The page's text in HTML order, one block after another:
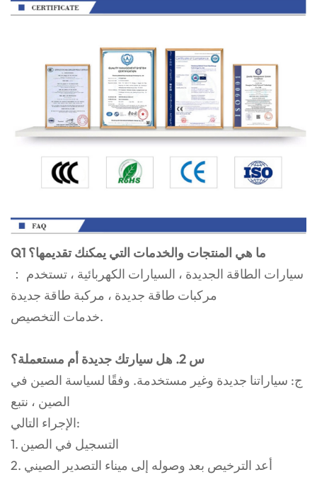
Q1 ما هي المنتجات والخدمات التي يمكنك تقديمها؟
： سيارات الطاقة الجديدة ، السيارات الكهربائية ، تستخدم
مركبات طاقة جديدة ، مركبة طاقة جديدة
خدمات التخصيص.
س 2. هل سيارتك جديدة أم مستعملة؟
ج: سياراتنا جديدة وغير مستخدمة. وفقًا لسياسة الصين في
الصين ، نتبع
الإجراء التالي:
1. التسجيل في الصين
2. أعد الترخيص بعد وصوله إلى ميناء التصدير الصيني